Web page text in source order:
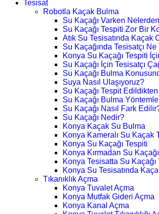
Tesisat
Robotla Kaçak Bulma
Su Kaçağı Varken
Su Kaçağı Tespiti Zor Bir
Atık Su Tesisatında Kaçak
Su Kaçağında Tesisatçı
Konya Su Kaçağı Tespiti
Su Kaçağı İçin Tesisatçı
Su Kaçağı Bulma
Suya Nasıl Ulaşıyoruz?
Su Kaçağı Tespit
Su Kaçağı Bulma
Su Kaçağı Nasıl Fark
Su Kaçağı Nedir?
Konya Kaçak Su Bulma
Konya Kameralı Su Kaçak
Konya Su Kaçağı Tespiti
Konya Kırmadan Su
Konya Tesisatta Su Kaçağı
Konya Su Tesisatında
Tıkanıklık Açma
Konya Tuvalet Açma
Konya Mutfak Gideri Açma
Konya Kanal Açma